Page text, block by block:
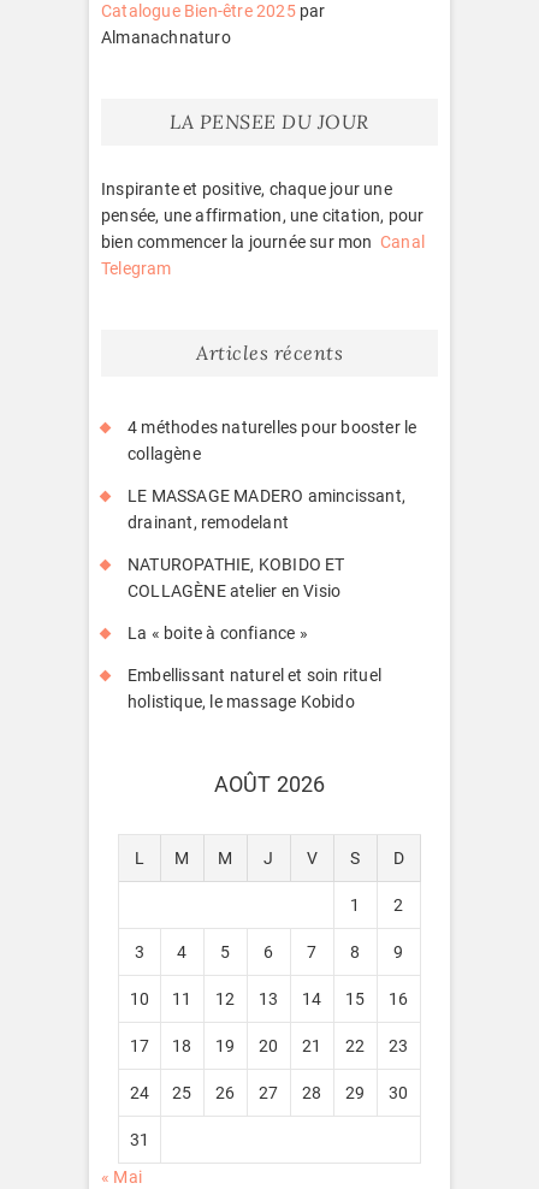
Catalogue Bien-être 2025par
Almanachnaturo
LA PENSEE DU JOUR
Inspirante et positive, chaque jour une
pensée, une affirmation, une citation, pour
bien commencer la journée sur mon Canal
Telegram
Articles récents
4 méthodes naturelles pour booster le
collagène
LE MASSAGE MADERO amincissant,
drainant, remodelant
NATUROPATHIE, KOBIDO ET
COLLAGÈNE atelier en Visio
La « boite à confiance »
Embellissant naturel et soin rituel
holistique, le massage Kobido
AOÛT 2026
L M M J V S D
1 2
3 4 5 6 7 8 9
10 11 12 13 14 15 16
17 18 19 20 21 22 23
24 25 26 27 28 29 30
31
« Mai